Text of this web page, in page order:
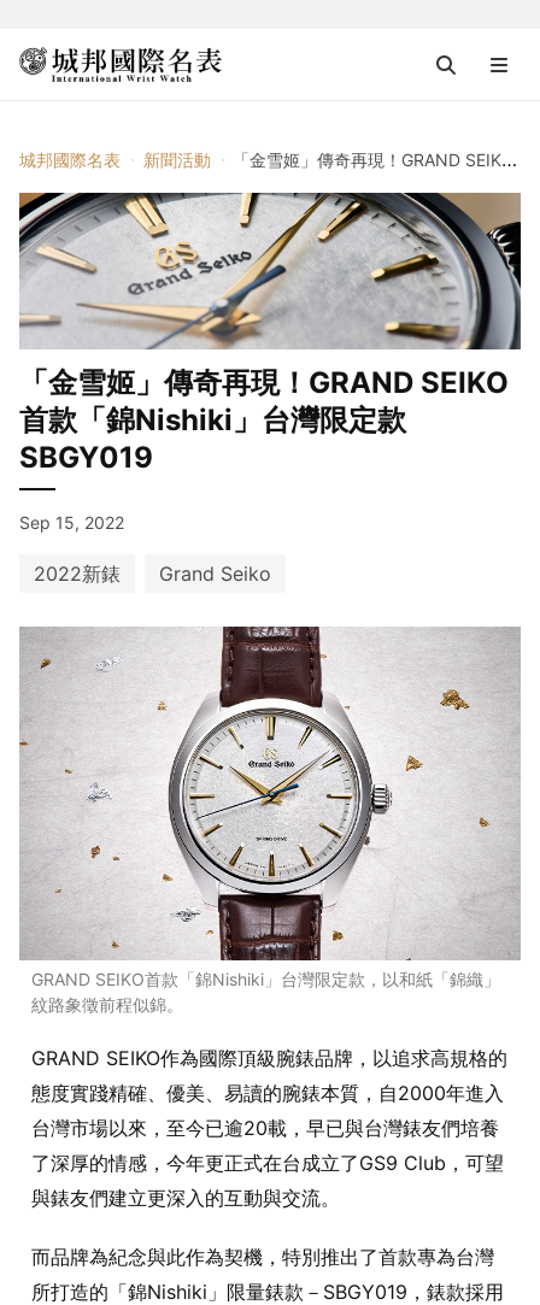
城邦國際名表 新聞活動 「金雪姬」傳奇再現！GRAND SEIKO首款「錦Nishiki」台灣限定款SBGY019
「金雪姬」傳奇再現！GRAND SEIKO
首款「錦Nishiki」台灣限定款
SBGY019
Sep 15, 2022
2022新錶 Grand Seiko
GRAND SEIKO首款「錦Nishiki」台灣限定款，以和紙「錦織」
紋路象徵前程似錦。
GRAND SEIKO作為國際頂級腕錶品牌，以追求高規格的
態度實踐精確、優美、易讀的腕錶本質，自2000年進入
台灣市場以來，至今已逾20載，早已與台灣錶友們培養
了深厚的情感，今年更正式在台成立了GS9 Club，可望
與錶友們建立更深入的互動與交流。
而品牌為紀念與此作為契機，特別推出了首款專為台灣
所打造的「錦Nishiki」限量錶款－SBGY019，錶款採用